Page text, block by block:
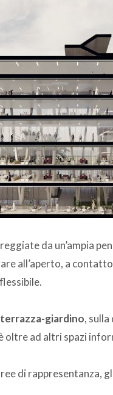
da un’ampia
all’aperto, a
terrazza-giardino,
ad altri spazi
di rappresentanza,